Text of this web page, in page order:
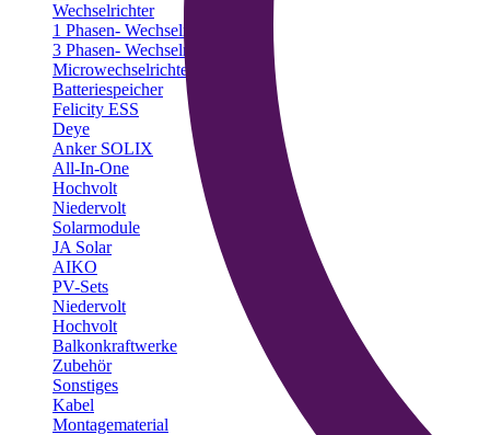
Wechselrichter
1 Phasen- Wechselrichter
3 Phasen- Wechselrichter
Microwechselrichter
Batteriespeicher
Felicity ESS
Deye
Anker SOLIX
All-In-One
Hochvolt
Niedervolt
Solarmodule
JA Solar
AIKO
PV-Sets
Niedervolt
Hochvolt
Balkonkraftwerke
Zubehör
Sonstiges
Kabel
Montagematerial